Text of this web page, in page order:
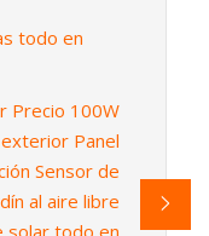
todo en
Precio 100W
Panel
Sensor de
al aire libre
solar todo en